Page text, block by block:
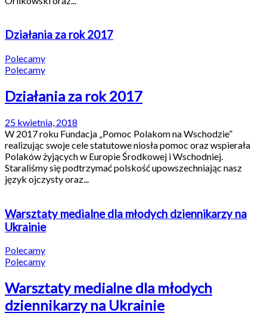
Działania za rok 2017
Polecamy
Polecamy
Działania za rok 2017
25 kwietnia, 2018
W 2017 roku Fundacja „Pomoc Polakom na Wschodzie”
realizując swoje cele statutowe niosła pomoc oraz wspierała
Polaków żyjących w Europie Środkowej i Wschodniej.
Staraliśmy się podtrzymać polskość upowszechniając nasz
język ojczysty oraz...
Warsztaty medialne dla młodych dziennikarzy na
Ukrainie
Polecamy
Polecamy
Warsztaty medialne dla młodych
dziennikarzy na Ukrainie